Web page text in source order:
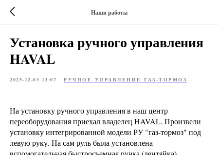
Наши работы
Установка ручного управления
HAVAL
2025-12-03 13:07 РУЧНОЕ УПРАВЛЕНИЕ ГАЗ-ТОРМОЗ
На установку ручного управления в наш центр
переоборудования приехал владелец HAVAL. Произвели
установку интегрированной модели РУ "газ-тормоз" под
левую руку. На сам руль была установлена